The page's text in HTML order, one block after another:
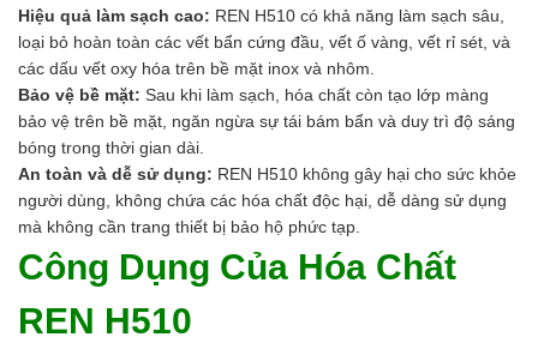
Hiệu quả làm sạch cao: REN H510 có khả năng làm sạch sâu,
loại bỏ hoàn toàn các vết bẩn cứng đầu, vết ố vàng, vết rỉ sét, và
các dấu vết oxy hóa trên bề mặt inox và nhôm.
Bảo vệ bề mặt: Sau khi làm sạch, hóa chất còn tạo lớp màng
bảo vệ trên bề mặt, ngăn ngừa sự tái bám bẩn và duy trì độ sáng
bóng trong thời gian dài.
An toàn và dễ sử dụng: REN H510 không gây hại cho sức khỏe
người dùng, không chứa các hóa chất độc hại, dễ dàng sử dụng
mà không cần trang thiết bị bảo hộ phức tạp.
Công Dụng Của Hóa Chất
REN H510